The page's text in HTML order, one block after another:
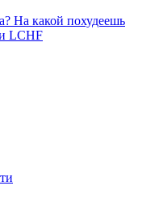
На какой похудеешь
LCHF